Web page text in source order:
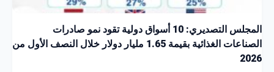
المجلس التصديري: 10 أسواق دولية تقود نمو صادرات
الصناعات الغذائية بقيمة 1.65 مليار دولار خلال النصف الأول من
2026